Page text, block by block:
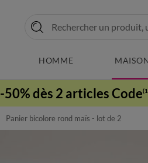
HOMME
-50% dès 2 articles Code
Panier bicolore rond maïs - lot de 2